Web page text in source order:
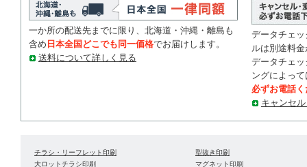
一か所の配送先までに限り、北海道・沖縄・離島も
含め 日本全国どこでも同一価格でお届けします。
送料について詳しく見る
データチェ
ルは別途料
データチェ
ングによっ
必ずお電話
キャンセ
チラシ・リーフレット印刷
大ロットチラシ印刷
型抜き印刷
マグネット印刷